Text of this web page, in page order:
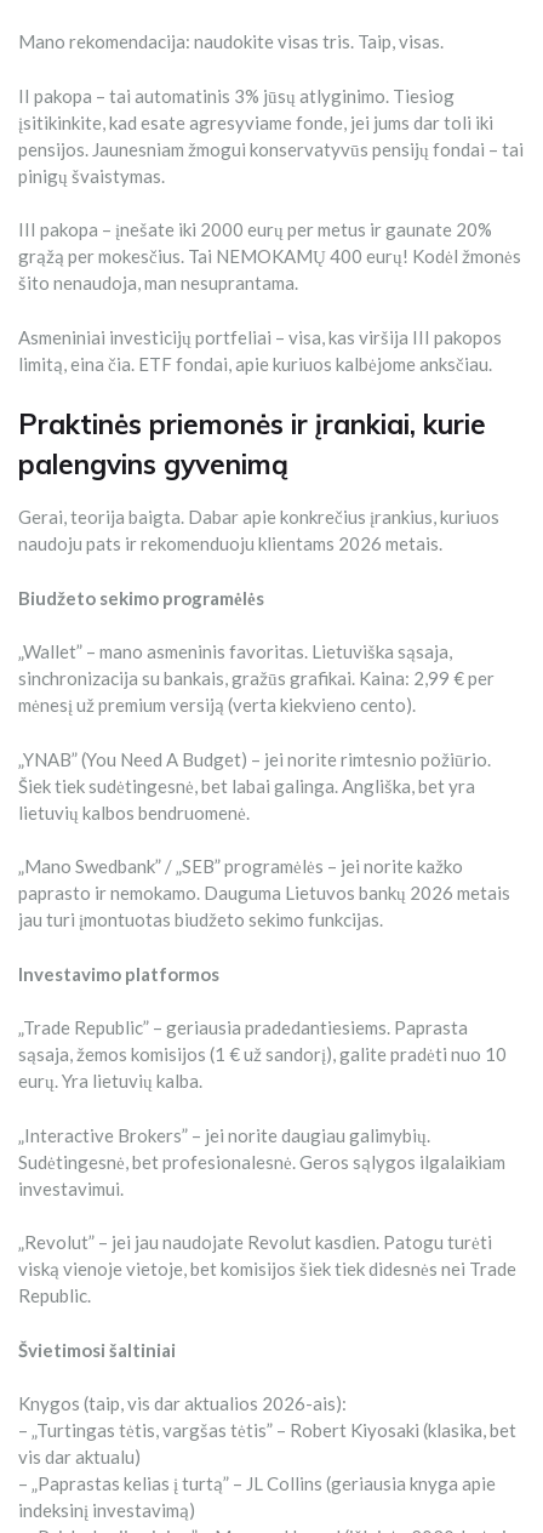
Mano rekomendacija: naudokite visas tris. Taip, visas.
II pakopa – tai automatinis 3% jūsų atlyginimo. Tiesiog
įsitikinkite, kad esate agresyviame fonde, jei jums dar toli iki
pensijos. Jaunesniam žmogui konservatyvūs pensijų fondai – tai
pinigų švaistymas.
III pakopa – įnešate iki 2000 eurų per metus ir gaunate 20%
grąžą per mokesčius. Tai NEMOKAMŲ 400 eurų! Kodėl žmonės
šito nenaudoja, man nesuprantama.
Asmeniniai investicijų portfeliai – visa, kas viršija III pakopos
limitą, eina čia. ETF fondai, apie kuriuos kalbėjome anksčiau.
Praktinės priemonės ir įrankiai, kurie
palengvins gyvenimą
Gerai, teorija baigta. Dabar apie konkrečius įrankius, kuriuos
naudoju pats ir rekomenduoju klientams 2026 metais.
Biudžeto sekimo programėlės
„Wallet” – mano asmeninis favoritas. Lietuviška sąsaja,
sinchronizacija su bankais, gražūs grafikai. Kaina: 2,99 € per
mėnesį už premium versiją (verta kiekvieno cento).
„YNAB” (You Need A Budget) – jei norite rimtesnio požiūrio.
Šiek tiek sudėtingesnė, bet labai galinga. Angliška, bet yra
lietuvių kalbos bendruomenė.
„Mano Swedbank” / „SEB” programėlės – jei norite kažko
paprasto ir nemokamo. Dauguma Lietuvos bankų 2026 metais
jau turi įmontuotas biudžeto sekimo funkcijas.
Investavimo platformos
„Trade Republic” – geriausia pradedantiesiems. Paprasta
sąsaja, žemos komisijos (1 € už sandorį), galite pradėti nuo 10
eurų. Yra lietuvių kalba.
„Interactive Brokers” – jei norite daugiau galimybių.
Sudėtingesnė, bet profesionalesnė. Geros sąlygos ilgalaikiam
investavimui.
„Revolut” – jei jau naudojate Revolut kasdien. Patogu turėti
viską vienoje vietoje, bet komisijos šiek tiek didesnės nei Trade
Republic.
Švietimosi šaltiniai
Knygos (taip, vis dar aktualios 2026-ais):
– „Turtingas tėtis, vargšas tėtis” – Robert Kiyosaki (klasika, bet
vis dar aktualu)
– „Paprastas kelias į turtą” – JL Collins (geriausia knyga apie
indeksinį investavimą)